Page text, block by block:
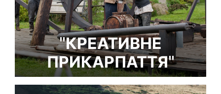
"КРЕАТИВНЕ
ПРИКАРПАТТЯ"